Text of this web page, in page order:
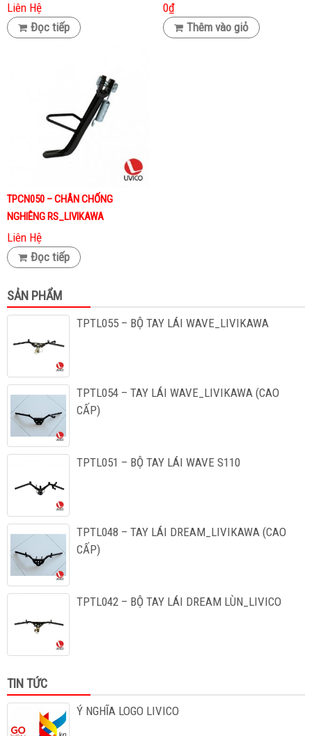
Liên Hệ
Đọc tiếp
0₫
Thêm vào giỏ
TPCN050 – CHÂN CHỐNG
NGHIÊNG RS_LIVIKAWA
Liên Hệ
Đọc tiếp
SẢN PHẨM
TPTL055 – BỘ TAY LÁI WAVE_LIVIKAWA
TPTL054 – TAY LÁI WAVE_LIVIKAWA (CAO
CẤP)
TPTL051 – BỘ TAY LÁI WAVE S110
TPTL048 – TAY LÁI DREAM_LIVIKAWA (CAO
CẤP)
TPTL042 – BỘ TAY LÁI DREAM LÙN_LIVICO
TIN TỨC
Ý NGHĨA LOGO LIVICO